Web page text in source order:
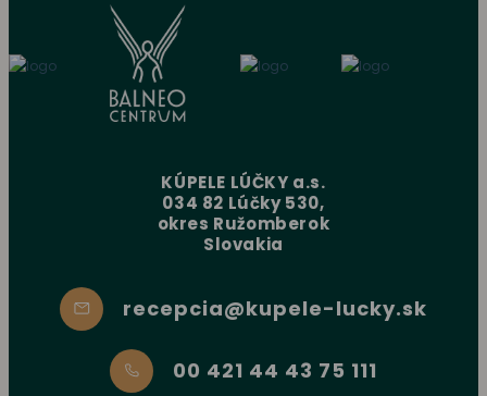
KÚPELE LÚČKY a.s.
034 82 Lúčky 530,
okres Ružomberok
Slovakia
recepcia@kupele-lucky.sk
00 421 44 43 75 111